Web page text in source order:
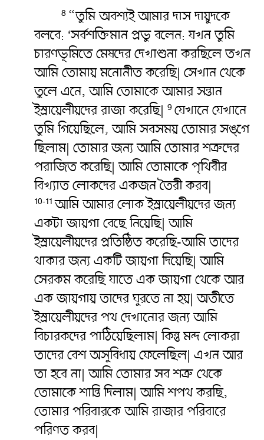
8 “তুমি অবশ্যই আমার দাস দায়ুদকে
বলবে: ‘সর্বশক্তিমান প্রভু বলেন: যখন তুমি
চারণভূমিতে মেষদের দেখাশুনা করছিলে তখন
আমি তোমায় মনোনীত করেছি| সেখান থেকে
তুলে এনে, আমি তোমাকে আমার সন্তান
ইস্রায়েলীয়দের রাজা করেছি| 9 যেখানে যেখানে
তুমি গিয়েছিলে, আমি সবসময় তোমার সঙ্গে
ছিলাম| তোমার জন্য আমি তোমার শত্রুদের
পরাজিত করেছি| আমি তোমাকে পৃথিবীর
বিখ্যাত লোকদের একজন তৈরী করব|
10-11আমি আমার লোক ইস্রায়েলীয়দের জন্য
একটা জায়গা বেছে নিয়েছি| আমি
ইস্রায়েলীয়দের প্রতিষ্ঠিত করেছি-আমি তাদের
থাকার জন্য একটি জায়গা দিয়েছি| আমি
সেরকম করেছি যাতে এক জায়গা থেকে আর
এক জায়গায় তাদের ঘুরতে না হয়| অতীতে
ইস্রায়েলীয়দের পথ দেখানোর জন্য আমি
বিচারকদের পাঠিয়েছিলাম| কিন্তু মন্দ লোকরা
তাদের বেশ অসুবিধায় ফেলেছিল| এখন আর
তা হবে না| আমি তোমার সব শত্রু থেকে
তোমাকে শান্তি দিলাম| আমি শপথ করছি,
তোমার পরিবারকে আমি রাজার পরিবারে
পরিণত করব|